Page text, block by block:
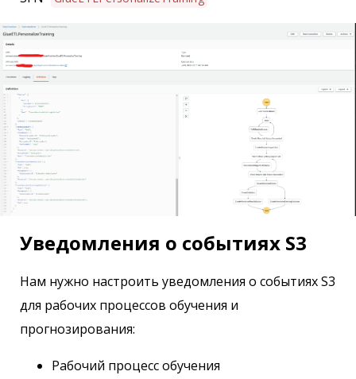
Уведомления о событиях S3
Нам нужно настроить уведомления о событиях S3
для рабочих процессов обучения и
прогнозирования:
Рабочий процесс обучения